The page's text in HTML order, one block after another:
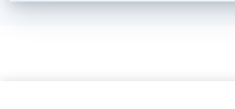
Grâce à sa forme ronde ainsi qu'à la